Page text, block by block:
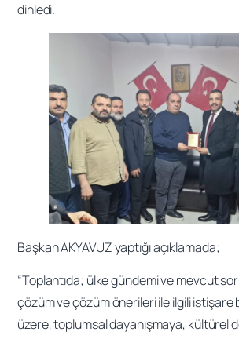
dinledi.
Başkan AKYAVUZ yaptığı açıklamada;
“Toplantıda; ülke gündemi ve mevcut
çözüm ve çözüm önerileri ile ilgili istişare
üzere, toplumsal dayanışmaya, kültürel